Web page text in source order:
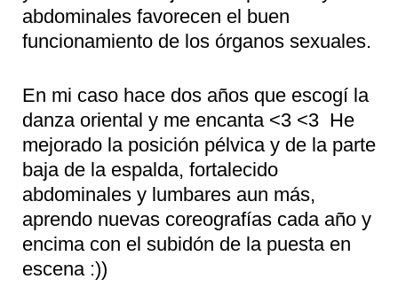
abdominales favorecen el buen
funcionamiento de los órganos sexuales.
En mi caso hace dos años que escogí la
danza oriental y me encanta <3 <3 He
mejorado la posición pélvica y de la parte
baja de la espalda, fortalecido
abdominales y lumbares aun más,
aprendo nuevas coreografías cada año y
encima con el subidón de la puesta en
escena :))